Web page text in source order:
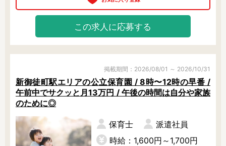
この求人に応募する
掲載期間：2026/08/01 ～ 2026/10/31
新御徒町駅エリアの公立保育園 / 8時〜12時の早番 /
午前中でサクッと月13万円 / 午後の時間は自分や家族
のために◎
保育士
派遣社員
時給：1,600円～1,700円
東京23区内で絞り込む
千代田区 中央区
港区 文京区 新宿区
台東区 墨田区
江東区 荒川区 足立区
葛飾区 江戸川区 品川区
目黒区 大田区 世田谷区